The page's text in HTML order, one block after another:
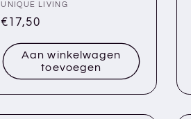
Verkoper:
UNIQUE LIVING
Normale
€17,50
Aan winkelwagen
toevoegen